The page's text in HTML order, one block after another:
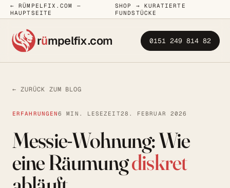
← RÜMPELFIX.COM —
HAUPTSEITE
SHOP → KURATIERTE
FUNDSTÜCKE
rümpelfix.com 0151 249 814 82
← ZURÜCK ZUM BLOG
ERFAHRUNGEN6 MIN. LESEZEIT28. FEBRUAR 2026
Messie-Wohnung: Wie
eine Räumungdiskret